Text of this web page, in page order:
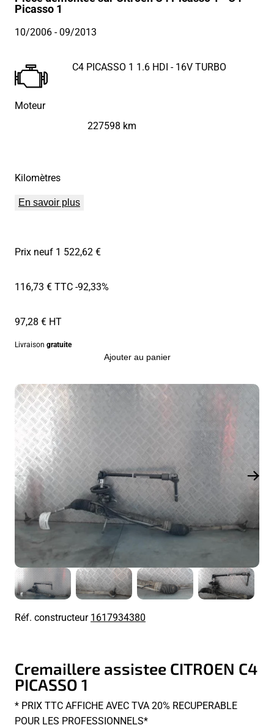
Picasso 1
10/2006- 09/2013
Moteur
C4 PICASSO 1 1.6 HDI - 16V TURBO
Kilomètres
227598 km
En savoir plus
Prix neuf 1 522,62 €
116,73 € TTC-92,33%
97,28 € HT
Livraison gratuite
Ajouter au panier
Réf. constructeur1617934380
Cremaillere assistee CITROEN C4
PICASSO 1
* PRIX TTC AFFICHE AVEC TVA 20% RECUPERABLE
POUR LES PROFESSIONNELS*